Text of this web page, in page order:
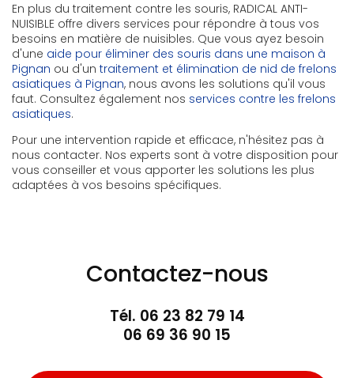
En plus du traitement contre les souris, RADICAL ANTI-
NUISIBLE offre divers services pour répondre à tous vos
besoins en matière de nuisibles. Que vous ayez besoin
d'une aide pour éliminer des souris dans une maison à
Pignan ou d'un traitement et élimination de nid de frelons
asiatiques à Pignan, nous avons les solutions qu'il vous
faut. Consultez également nos services contre les frelons
asiatiques.
Pour une intervention rapide et efficace, n'hésitez pas à
nous contacter. Nos experts sont à votre disposition pour
vous conseiller et vous apporter les solutions les plus
adaptées à vos besoins spécifiques.
Contactez-nous
Tél. 06 23 82 79 14
06 69 36 90 15